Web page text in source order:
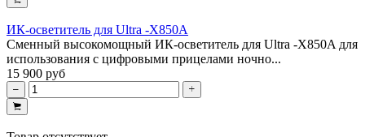
ИК-осветитель для Ultra -X850A
Сменный высокомощный ИК-осветитель для Ultra -X850A для
использования с цифровыми прицелами ночно...
15 900 руб